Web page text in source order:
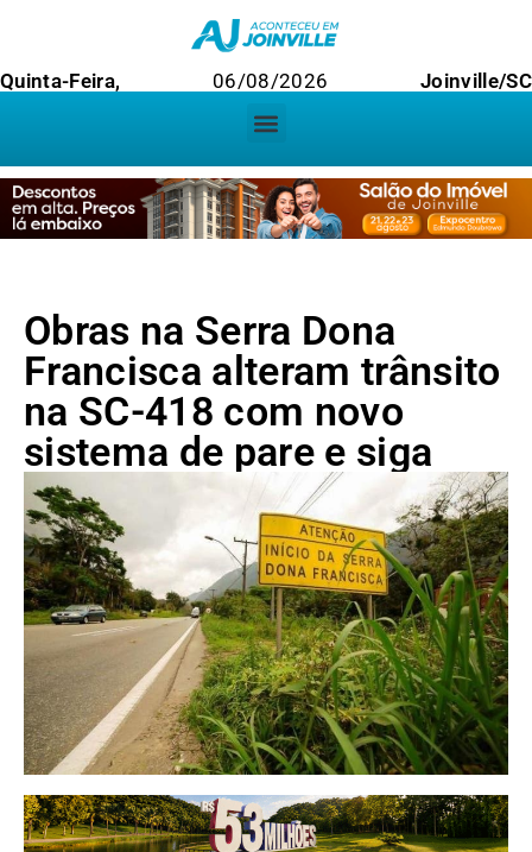
Quinta-Feira, 06/08/2026 Joinville/SC
Obras na Serra Dona
Francisca alteram trânsito
na SC-418 com novo
sistema de pare e siga